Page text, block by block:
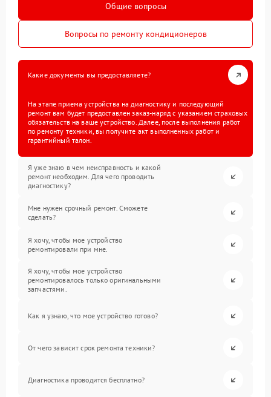
Общие вопросы
Вопросы по ремонту кондиционеров
Какие документы вы предоставляете?
На этапе приема устройства на диагностику и последующий
ремонт вам будет предоставлен заказ-наряд с указанием страховых
обязательств на ваше устройство. Далее, после выполнения работ
по ремонту техники, вы получите акт выполненных работ и
гарантийный талон.
Я уже знаю в чем неисправность и какой
ремонт необходим. Для чего проводить
диагностику?
Мне нужен срочный ремонт. Сможете
сделать?
Я хочу, чтобы мое устройство
ремонтировали при мне.
Я хочу, чтобы мое устройство
ремонтировалось только оригинальными
запчастями.
Как я узнаю, что мое устройство готово?
От чего зависит срок ремонта техники?
Диагностика проводится бесплатно?